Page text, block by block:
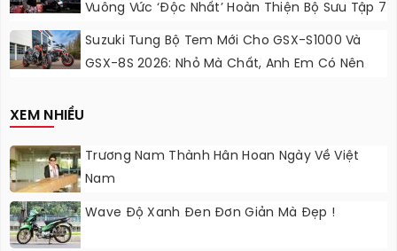
Vuông Vức ‘độc Nhất’ Hoàn Thiện Bộ Sưu Tập 7
Suzuki Tung Bộ Tem Mới Cho GSX-S1000 Và
GSX-8S 2026: Nhỏ Mà Chất, Anh Em Có Nên
XEM NHIỀU
Trương Nam Thành Hân Hoan Ngày Về Việt
Nam
Wave Độ Xanh Đen Đơn Giản Mà Đẹp !